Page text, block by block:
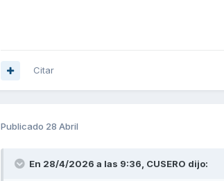
Citar
Publicado 28 Abril
En 28/4/2026 a las 9:36, CUSERO dijo: